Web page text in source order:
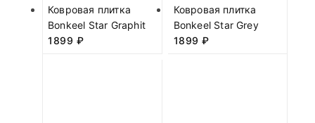
Ковровая плитка
Bonkeel Star Graphit
1899 ₽
Ковровая плитка
Bonkeel Star Grey
1899 ₽